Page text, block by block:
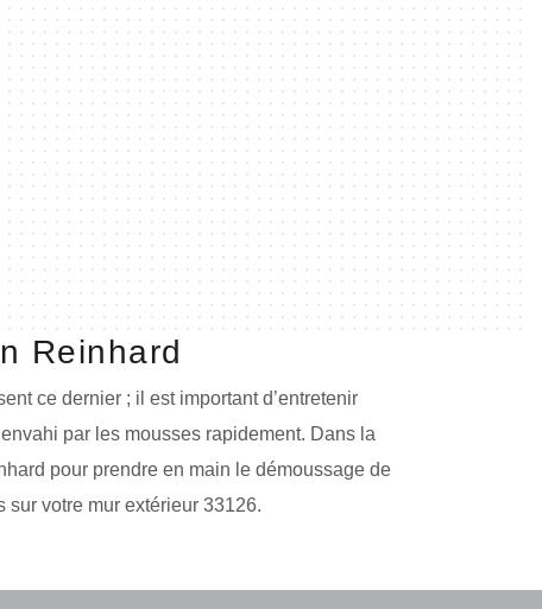
Reinhard
ce dernier ; il est important d’entretenir
par les mousses rapidement. Dans la
pour prendre en main le démoussage de
votre mur extérieur 33126.